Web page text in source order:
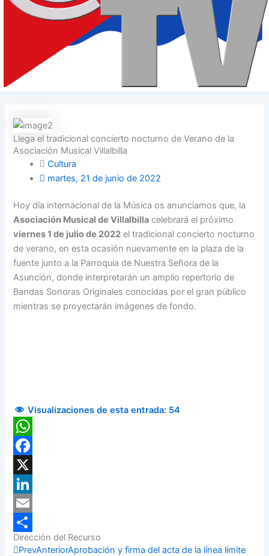
Llega el tradicional concierto nocturno de Verano de la
Asociación Musical Villalbilla
Cultura
martes, 21 de junio de 2022
Hoy día internacional de la Música os anunciamos que, la
Asociación Musical de Villalbilla celebrará el próximo
viernes 1 de julio de 2022 el tradicional concierto nocturno
de verano, en esta ocasión nuevamente en la plaza de la
fuente junto a la Parroquia de Nuestra Señora de la
Asunción, donde interpretarán un amplio repertorio de
Bandas Sonoras Originales conocidas por el gran público
mientras se proyectarán imágenes de fondo.
Visualizaciones de esta entrada: 54
WhatsApp
Facebook
X
LinkedIn
Email
Compartir
Dirección del Recurso
PrevAnteriorAprobación y firma del acta de la línea límite